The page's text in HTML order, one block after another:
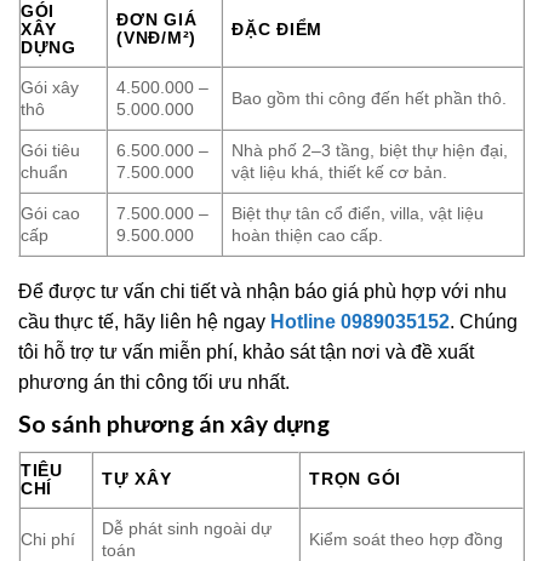
GÓI
XÂY
DỰNG
ĐƠN GIÁ
(VNĐ/M²)
ĐẶC ĐIỂM
Gói xây
thô
4.500.000 –
5.000.000
Bao gồm thi công đến hết phần thô.
Gói tiêu
chuẩn
6.500.000 –
7.500.000
Nhà phố 2–3 tầng, biệt thự hiện đại,
vật liệu khá, thiết kế cơ bản.
Gói cao
cấp
7.500.000 –
9.500.000
Biệt thự tân cổ điển, villa, vật liệu
hoàn thiện cao cấp.
Để được tư vấn chi tiết và nhận báo giá phù hợp với nhu
cầu thực tế, hãy liên hệ ngay Hotline 0989035152. Chúng
tôi hỗ trợ tư vấn miễn phí, khảo sát tận nơi và đề xuất
phương án thi công tối ưu nhất.
So sánh phương án xây dựng
TIÊU
CHÍ
TỰ XÂY TRỌN GÓI
Chi phí
Dễ phát sinh ngoài dự
toán
Kiểm soát theo hợp đồng